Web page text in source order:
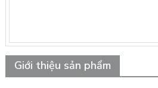
Giới thiệu sản phẩm